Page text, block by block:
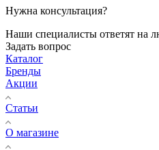
Нужна консультация?
Наши специалисты ответят на
Задать вопрос
Каталог
Бренды
Акции
Статьи
О магазине